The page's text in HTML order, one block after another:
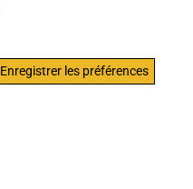
Enregistrer les préférences